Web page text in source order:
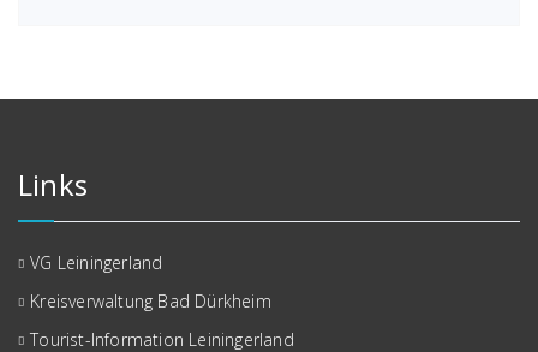
Links
VG Leiningerland
Kreisverwaltung Bad Dürkheim
Tourist-Information Leiningerland